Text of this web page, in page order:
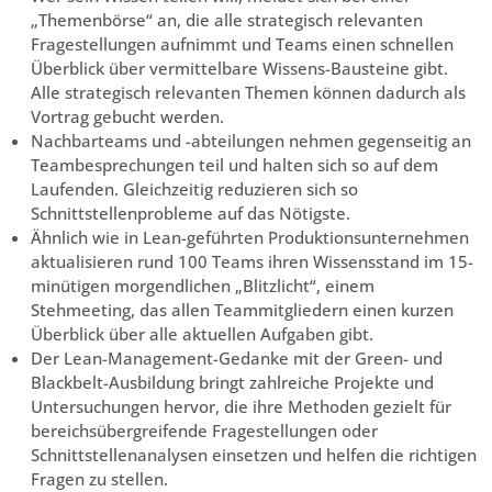
„Themenbörse“ an, die alle strategisch relevanten
Fragestellungen aufnimmt und Teams einen schnellen
Überblick über vermittelbare Wissens-Bausteine gibt.
Alle strategisch relevanten Themen können dadurch als
Vortrag gebucht werden.
Nachbarteams und -abteilungen nehmen gegenseitig an
Teambesprechungen teil und halten sich so auf dem
Laufenden. Gleichzeitig reduzieren sich so
Schnittstellenprobleme auf das Nötigste.
Ähnlich wie in Lean-geführten Produktionsunternehmen
aktualisieren rund 100 Teams ihren Wissensstand im 15-
minütigen morgendlichen „Blitzlicht“, einem
Stehmeeting, das allen Teammitgliedern einen kurzen
Überblick über alle aktuellen Aufgaben gibt.
Der Lean-Management-Gedanke mit der Green- und
Blackbelt-Ausbildung bringt zahlreiche Projekte und
Untersuchungen hervor, die ihre Methoden gezielt für
bereichsübergreifende Fragestellungen oder
Schnittstellenanalysen einsetzen und helfen die richtigen
Fragen zu stellen.